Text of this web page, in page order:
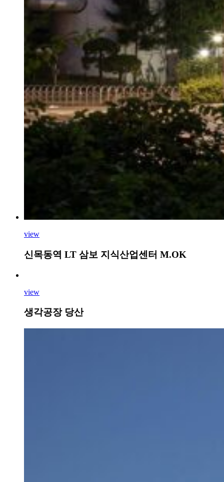
view
신목동역 LT 삼보 지식산업센터 M.OK
view
생각공장 당산